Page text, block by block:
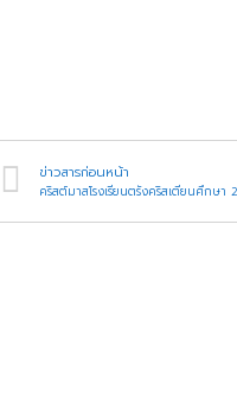
ข่าวสารก่อนหน้า